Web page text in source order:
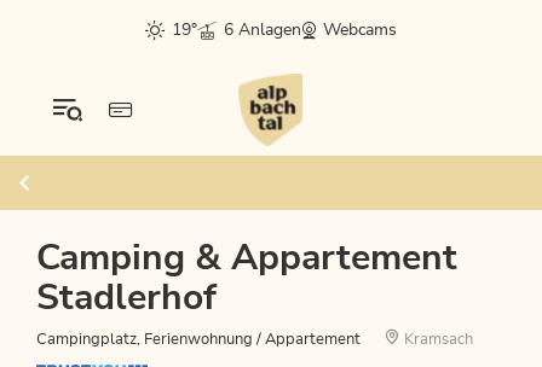
19° 6 Anlagen Webcams
Camping & Appartement
Stadlerhof
Campingplatz, Ferienwohnung / Appartement Kramsach